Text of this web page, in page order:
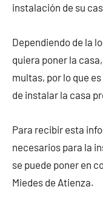
instalación de su
Dependiendo de la
quiera poner la
multas, por lo que
de instalar la casa
Para recibir esta
necesarios para la
se puede poner en
Miedes de Atienza.